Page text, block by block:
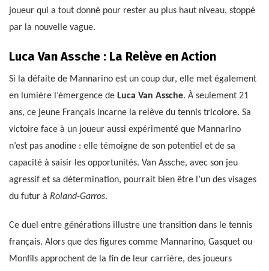
joueur qui a tout donné pour rester au plus haut niveau, stoppé
par la nouvelle vague.
Luca Van Assche : La Relève en Action
Si la défaite de Mannarino est un coup dur, elle met également
en lumière l’émergence de Luca Van Assche. À seulement 21
ans, ce jeune Français incarne la relève du tennis tricolore. Sa
victoire face à un joueur aussi expérimenté que Mannarino
n’est pas anodine : elle témoigne de son potentiel et de sa
capacité à saisir les opportunités. Van Assche, avec son jeu
agressif et sa détermination, pourrait bien être l’un des visages
du futur à Roland-Garros.
Ce duel entre générations illustre une transition dans le tennis
français. Alors que des figures comme Mannarino, Gasquet ou
Monfils approchent de la fin de leur carrière, des joueurs